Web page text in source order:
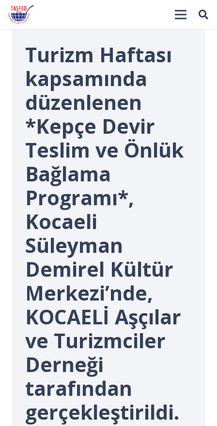
Turizm Haftası
kapsamında
düzenlenen
*Kepçe Devir
Teslim ve Önlük
Bağlama
Programı*,
Kocaeli
Süleyman
Demirel Kültür
Merkezi’nde,
KOCAELİ Aşçılar
ve Turizmciler
Derneği
tarafından
gerçekleştirildi.